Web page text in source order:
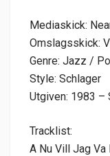
Mediaskick:
Omslagsskick:
Genre: Jazz /
Style: Schlager
Utgiven: 1983 –
Tracklist:
A Nu Vill Jag Va